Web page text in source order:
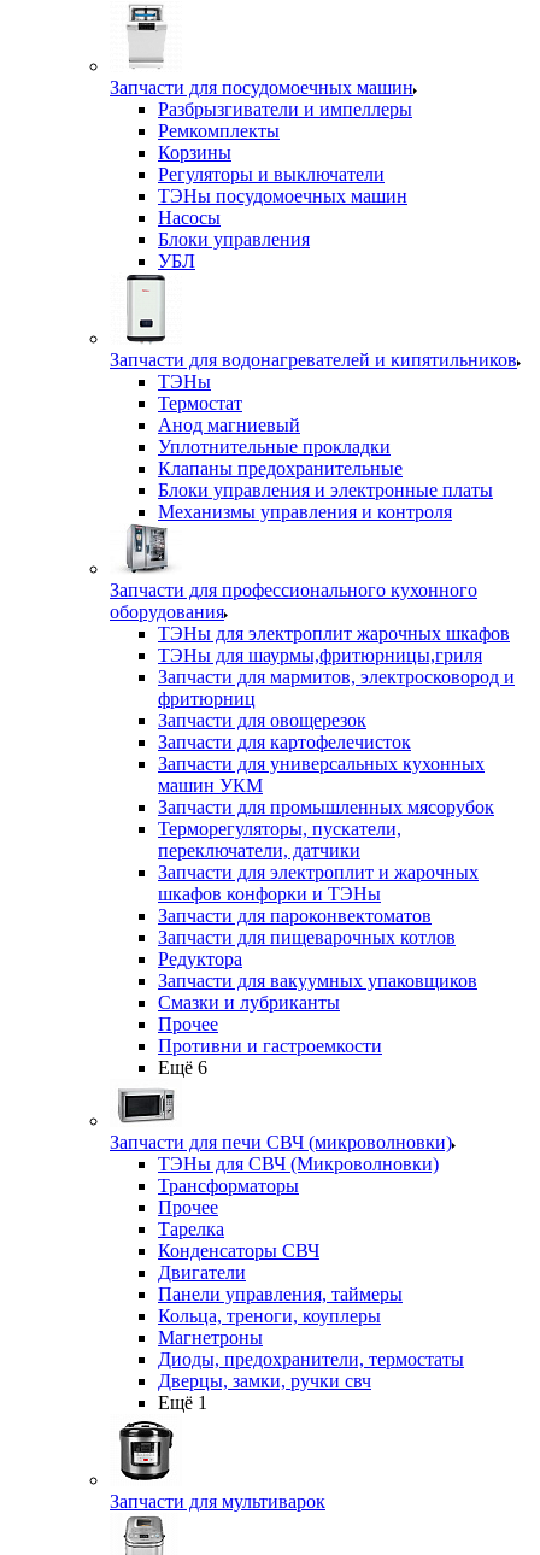
Запчасти для посудомоечных машин
Разбрызгиватели и импеллеры
Ремкомплекты
Корзины
Регуляторы и выключатели
ТЭНы посудомоечных машин
Насосы
Блоки управления
УБЛ
Запчасти для водонагревателей и кипятильников
ТЭНы
Термостат
Анод магниевый
Уплотнительные прокладки
Клапаны предохранительные
Блоки управления и электронные платы
Механизмы управления и контроля
Запчасти для профессионального кухонного
оборудования
ТЭНы для электроплит жарочных шкафов
ТЭНы для шаурмы,фритюрницы,гриля
Запчасти для мармитов, электросковород и
фритюрниц
Запчасти для овощерезок
Запчасти для картофелечисток
Запчасти для универсальных кухонных
машин УКМ
Запчасти для промышленных мясорубок
Терморегуляторы, пускатели,
переключатели, датчики
Запчасти для электроплит и жарочных
шкафов конфорки и ТЭНы
Запчасти для пароконвектоматов
Запчасти для пищеварочных котлов
Редуктора
Запчасти для вакуумных упаковщиков
Смазки и лубриканты
Прочее
Противни и гастроемкости
Ещё 6
Запчасти для печи СВЧ (микроволновки)
ТЭНы для СВЧ (Микроволновки)
Трансформаторы
Прочее
Тарелка
Конденсаторы СВЧ
Двигатели
Панели управления, таймеры
Кольца, треноги, коуплеры
Магнетроны
Диоды, предохранители, термостаты
Дверцы, замки, ручки свч
Ещё 1
Запчасти для мультиварок